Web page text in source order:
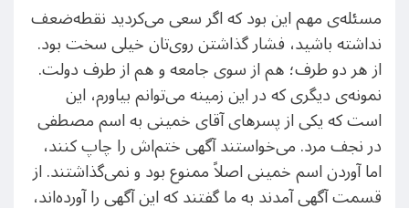
مسئله‌ی مهم این بود که اگر سعی می‌کردید نقطه‌ضعف
نداشته باشید، فشار گذاشتن روی‌‌تان خیلی سخت بود.
از هر دو طرف؛ هم از سوی جامعه و هم از طرف دولت.
نمونه‌ی دیگری که در این زمینه می‌توانم بیاورم، این
است که یکی از پسرهای آقای خمینی به اسم مصطفی
در نجف مرد. می‌خواستند آگهی ختم‌اش را چاپ کنند،
اما آوردن اسم خمینی اصلاً ممنوع بود و نمی‌گذاشتند. از
قسمت آگهی آمدند به ما گفتند که این آگهی را آورده‌اند،